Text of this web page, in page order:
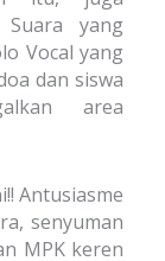
yang
Vocal yang
dan siswa
area
Antusiasme
senyuman
MPK keren